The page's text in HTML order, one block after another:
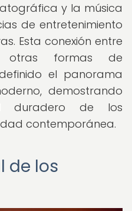
y la música
de entretenimiento
Esta conexión entre
otras formas de
el panorama
demostrando
duradero de los
contemporánea.
de los